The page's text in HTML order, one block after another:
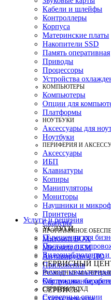
Кабели и шлейфы
Контроллеры
Корпуса
Материнские платы
Накопители SSD
Память оперативная
Приводы
Процессоры
Устройства
КОМПЬЮТЕРЫ
Компьютеры
Опции для
Платформы
НОУТБУКИ
Аксессуары для
Ноутбуки
ПЕРИФЕРИЯ И
Аксессуары
ИБП
Клавиатуры
Копиры
Манипуляторы
Мониторы
Наушники и
Принтеры
Сканеры
ПРОГРАММНОЕ
Microsoft BOX
Microsoft OEM
Антивирусное ПО
Приложения
РАСХОДНЫЕ
Картриджи,
СЕРВЕРЫ И СХД
Серверные опции
Услуги и решения
УСЛУГИ
IT-решения для
Поставка и
Видеонаблюдение
СЕРВИСНЫЙ
Ремонт
Обслуживание
СЕРВИСЫ
Статус ремонта